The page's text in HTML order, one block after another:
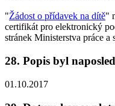
"Žádost o přídavek na dítě"
certifikát pro elektronický
stránek Ministerstva práce a
28. Popis byl
01.10.2017